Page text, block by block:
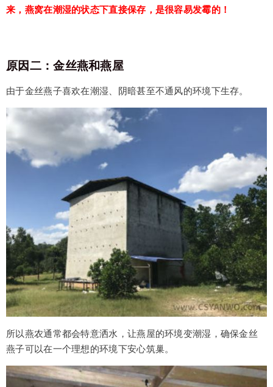
来，燕窝在潮湿的状态下直接保存，是很容易发霉的！
原因二：金丝燕和燕屋
由于金丝燕子喜欢在潮湿、阴暗甚至不通风的环境下生存。
所以燕农通常都会特意洒水，让燕屋的环境变潮湿，确保金丝
燕子可以在一个理想的环境下安心筑巢。